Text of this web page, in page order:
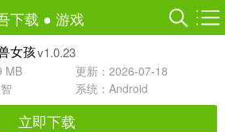
下载 ● 游戏
女孩v1.0.23
MB
更新：2026-07-18
系统：Android
立即下载